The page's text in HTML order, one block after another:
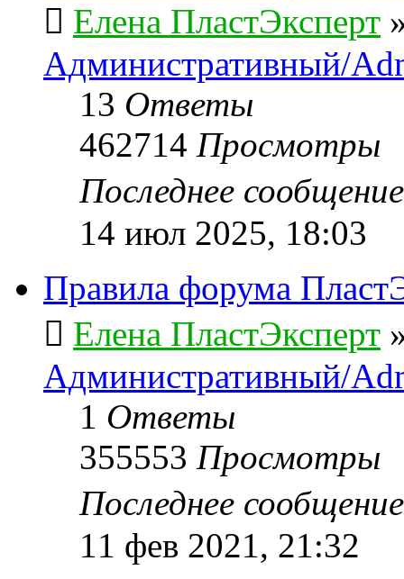
Елена ПластЭксперт
Административный/
13 Ответы
462714 Просмотры
Последнее
14 июл 2025, 18:03
Правила форума
Елена ПластЭксперт
Административный/
1 Ответы
355553 Просмотры
Последнее
11 фев 2021, 21:32